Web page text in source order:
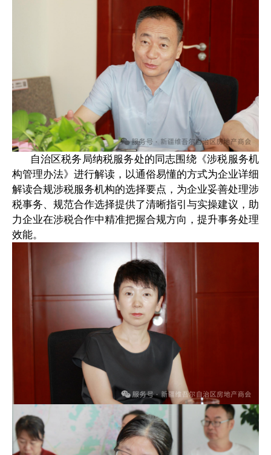
自治区税务局纳税服务处的同志围绕《涉税服务机
构管理办法》进行解读，以通俗易懂的方式为企业详细
解读合规涉税服务机构的选择要点，为企业妥善处理涉
税事务、规范合作选择提供了清晰指引与实操建议，助
力企业在涉税合作中精准把握合规方向，提升事务处理
效能。